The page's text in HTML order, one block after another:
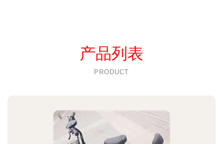
产品列表
PRODUCT